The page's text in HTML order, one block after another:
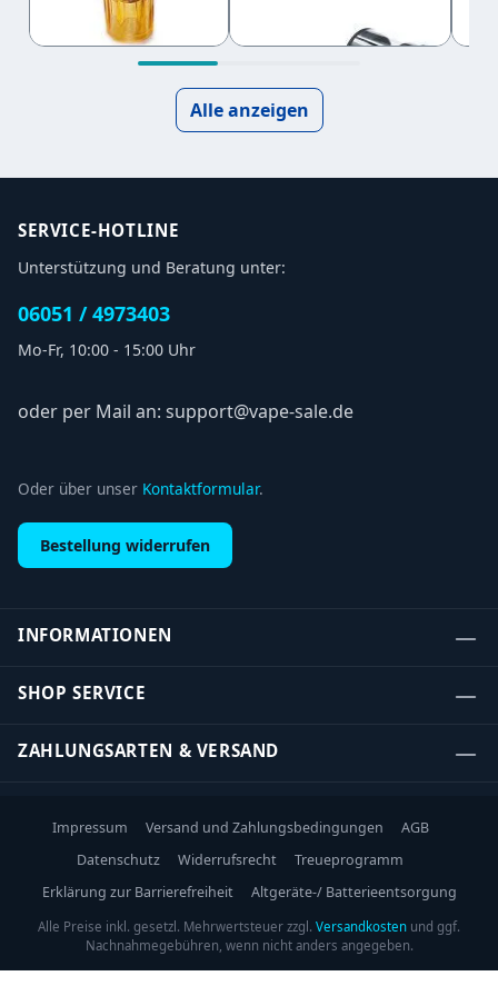
Ersatztankkit
Tankverkleinerung
Alle anzeigen
SERVICE-HOTLINE
Unterstützung und Beratung unter:
06051 / 4973403
Mo-Fr, 10:00 - 15:00 Uhr
oder per Mail an: support@vape-sale.de
Oder über unser Kontaktformular.
Bestellung widerrufen
INFORMATIONEN
SHOP SERVICE
ZAHLUNGSARTEN & VERSAND
Impressum Versand und Zahlungsbedingungen
AGB
Datenschutz
Widerrufsrecht
Treueprogramm
Erklärung zur Barrierefreiheit
Altgeräte-/ Batterieentsorgung
Alle Preise inkl. gesetzl. Mehrwertsteuer zzgl. Versandkosten und ggf.
Nachnahmegebühren, wenn nicht anders angegeben.